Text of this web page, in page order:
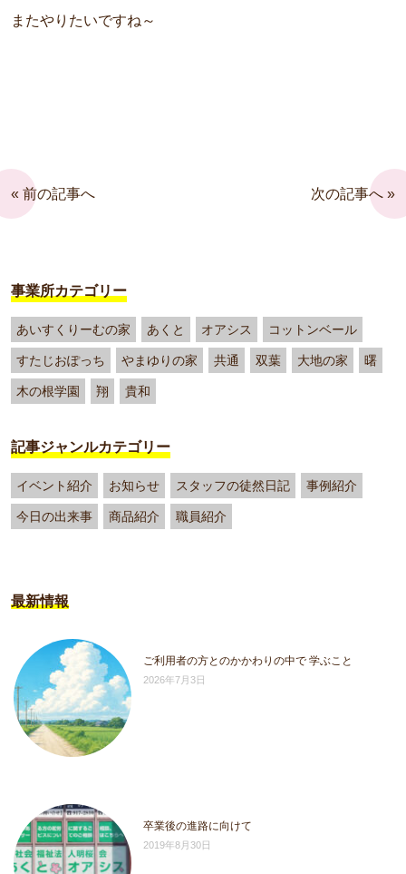
またやりたいですね～
« 前の記事へ 次の記事へ »
事業所カテゴリー
あいすくりーむの家 あくと オアシス コットンベール
すたじおぽっち やまゆりの家 共通 双葉 大地の家 曙
木の根学園 翔 貴和
記事ジャンルカテゴリー
イベント紹介 お知らせ スタッフの徒然日記 事例紹介
今日の出来事 商品紹介 職員紹介
最新情報
ご利用者の方とのかかわりの中で 学ぶこと
2026年7月3日
卒業後の進路に向けて
2019年8月30日